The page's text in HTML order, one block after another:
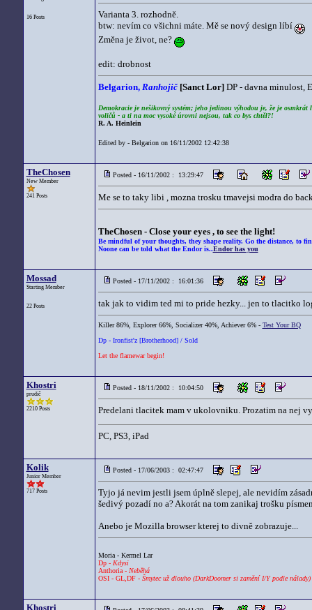
16 Posts
Varianta 3. rozhodně.
btw: nevím co všichni máte. Mě se nový design líbí
Změna je život, ne?
edit: drobnost
Belgarion, Ranhojič [Sanct Lor] DP - davna minulost,
Demokracie je nešikovný systém; jeho jedinou výhodou je, že je
voličů - a ti na moc vysoké úrovni nejsou, tak co bys chtěl?!
R. A. Heinlein
Edited by - Belgarion on 16/11/2002 12:42:38
TheChosen
New Member
241 Posts
Posted - 16/11/2002 : 13:29:47
Me se to taky libi , mozna trosku tmavejsi modra do
TheChosen - Close your eyes , to see the light!
Be mindful of your thoughts, they shape reality. Go the distance, to
Noone can be told what the Endor is..Endor has you
Mossad
Starting Member
22 Posts
Posted - 17/11/2002 : 16:01:36
tak jak to vidim ted mi to pride hezky... jen to tlacitko
Killer 86%, Explorer 66%, Socializer 40%, Achiever 6% - Test Your BQ
Dp - Ironfist'z [Brotherhood] / Sold
Let the flamewar begin!
Khostri
prudič
2210 Posts
Posted - 18/11/2002 : 10:04:50
Predelani tlacitek mam v ukolovniku. Prozatim na nej
PC, PS3, iPad
Kolik
Junior Member
717 Posts
Posted - 17/06/2003 : 02:47:47
Tyjo já nevim jestli jsem úplně slepej, ale nevidím
šedivý pozadí no a? Akorát na tom zanikaj trošku
Anebo je Mozilla browser kterej to divně zobrazuje...
Moria - Kermel Lar
Dp - Kdysi
Anthoria - Neběhá
OSI - GL,DF - Šmytec už dlouho (DarkDoomer si zamění I/Y podle nálady)
Khostri